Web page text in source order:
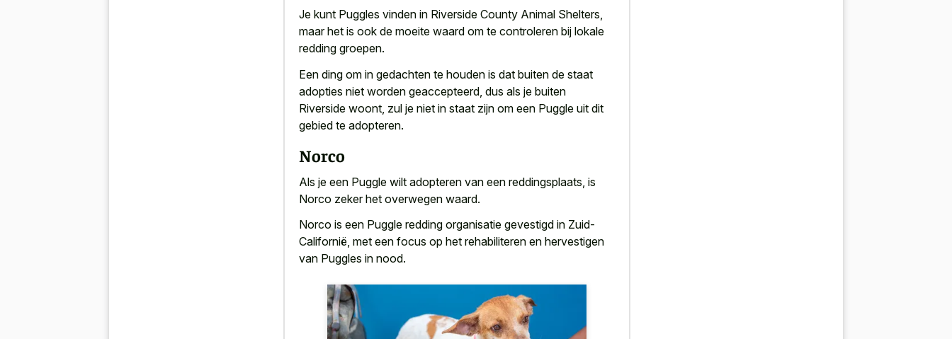
Je kunt Puggles vinden in Riverside County Animal Shelters,
maar het is ook de moeite waard om te controleren bij lokale
redding groepen.
Een ding om in gedachten te houden is dat buiten de staat
adopties niet worden geaccepteerd, dus als je buiten
Riverside woont, zul je niet in staat zijn om een Puggle uit dit
gebied te adopteren.
Norco
Als je een Puggle wilt adopteren van een reddingsplaats, is
Norco zeker het overwegen waard.
Norco is een Puggle redding organisatie gevestigd in Zuid-
Californië, met een focus op het rehabiliteren en hervestigen
van Puggles in nood.